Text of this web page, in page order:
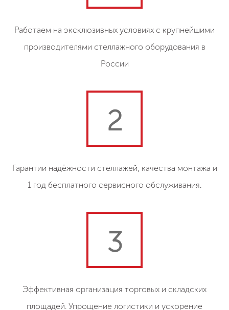
Работаем на эксклюзивных условиях с крупнейшими
производителями стеллажного оборудования в
России
2
Гарантии надёжности стеллажей, качества монтажа и
1 год бесплатного сервисного обслуживания.
3
Эффективная организация торговых и складских
площадей. Упрощение логистики и ускорение